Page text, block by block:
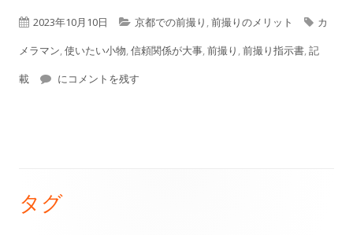
公
開
日
2023年10月10日
カ
テ
ゴ
京都での前撮り ,前撮りのメリット
タ
グ
カ
メラマン,使いたい小物,信頼関係が大事,前撮り ,前撮り指示書,記
載
前撮り指示書にはどのようなことを記すべき？
にコメントを残す
メ
タグ